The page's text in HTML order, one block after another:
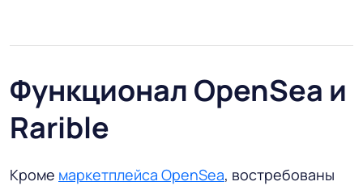
Функционал OpenSea и
Rarible
Кроме маркетплейса OpenSea, востребованы